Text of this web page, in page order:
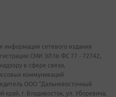
информация сетевого издания
СМИ ЭЛ № ФС 77 - 72742,
в сфере связи,
коммуникаций
ООО "Дальневосточный
г. Владивосток, ул. Уборевича,